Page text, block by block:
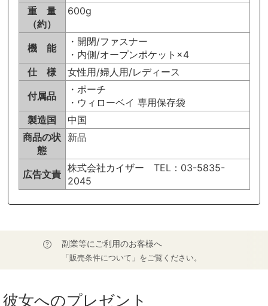
重 量
（約）
600g
機 能
・開閉/ファスナー
・内側/オープンポケット×4
仕 様
女性用/婦人用/レディース
付属品
・ポーチ
・ウィローベイ 専用保存袋
製造国
中国
商品の状
態
新品
広告文責
株式会社カイザー TEL：03-5835-
2045
副業等にご利用のお客様へ
「販売条件について」をご覧ください。
彼女へのプレゼント